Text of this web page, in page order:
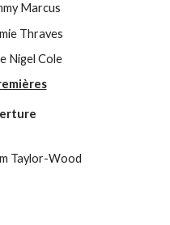
Marcus
Thraves
Nigel Cole
Taylor-Wood